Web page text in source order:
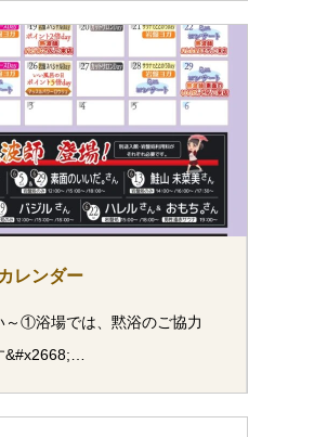
レンダー
～①浴場では、黙浴のご協力
&#x2668;…